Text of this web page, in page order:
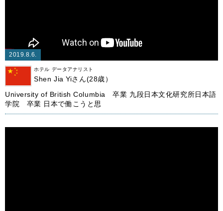
2019.8.6.
ホテル データアナリスト
Shen Jia Yiさん(28歳）
University of British Columbia 卒業 九段日本文化研究所日本語
学院 卒業 日本で働こうと思